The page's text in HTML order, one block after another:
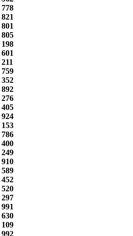
778
821
801
805
198
601
211
759
352
892
276
405
924
153
786
400
249
910
589
452
520
297
991
630
109
992